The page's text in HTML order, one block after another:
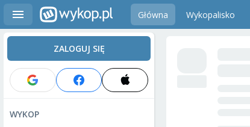
Główna Wykopalisko
ZALOGUJ SIĘ
WYKOP